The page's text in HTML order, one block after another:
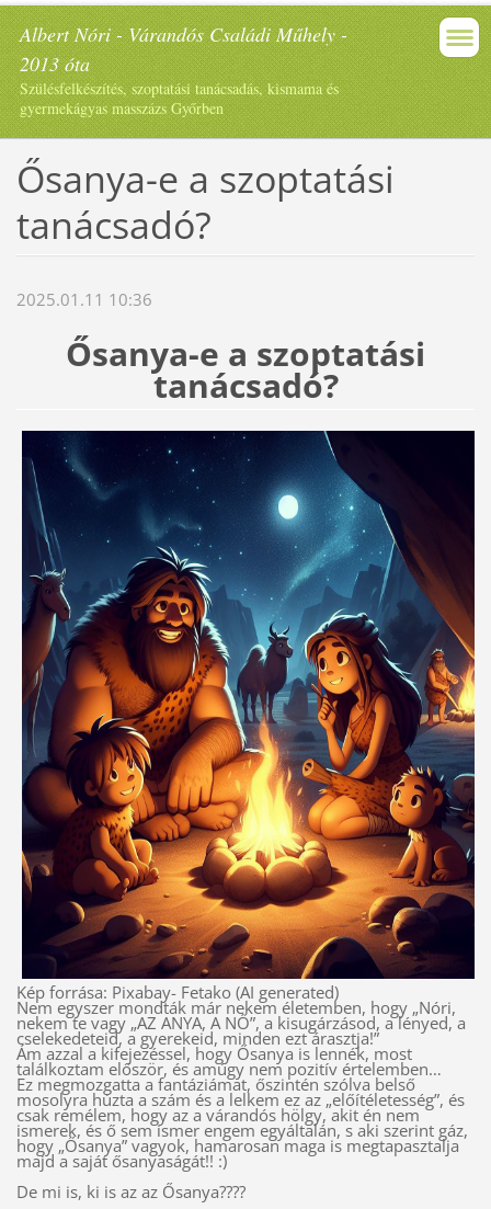
Albert Nóri - Várandós Családi Műhely -
2013 óta
Szülésfelkészítés, szoptatási tanácsadás, kismama és
gyermekágyas masszázs Győrben
Ősanya-e a szoptatási
tanácsadó?
2025.01.11 10:36
Ősanya-e a szoptatási
tanácsadó?
Kép forrása: Pixabay- Fetako (AI generated)
Nem egyszer mondták már nekem életemben, hogy „Nóri,
nekem te vagy „AZ ANYA, A NŐ”, a kisugárzásod, a lényed, a
cselekedeteid, a gyerekeid, minden ezt árasztja!”
Ám azzal a kifejezéssel, hogy Ősanya is lennék, most
találkoztam először, és amúgy nem pozitív értelemben…
Ez megmozgatta a fantáziámat, őszintén szólva belső
mosolyra húzta a szám és a lelkem ez az „előítéletesség”, és
csak remélem, hogy az a várandós hölgy, akit én nem
ismerek, és ő sem ismer engem egyáltalán, s aki szerint gáz,
hogy „Ősanya” vagyok, hamarosan maga is megtapasztalja
majd a saját ősanyaságát!! :)
De mi is, ki is az az Ősanya????